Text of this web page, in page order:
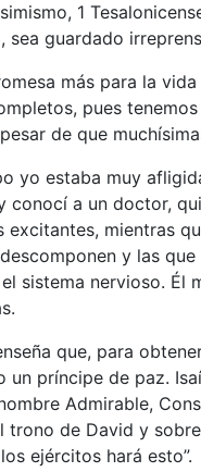
1
sea guardado
más para la
pues
de que
yo estaba muy
conocí a un doctor,
excitantes, mientras
y las
sistema nervioso. Él
que, para
un príncipe de paz.
Admirable,
trono de David y
ejércitos hará esto”.